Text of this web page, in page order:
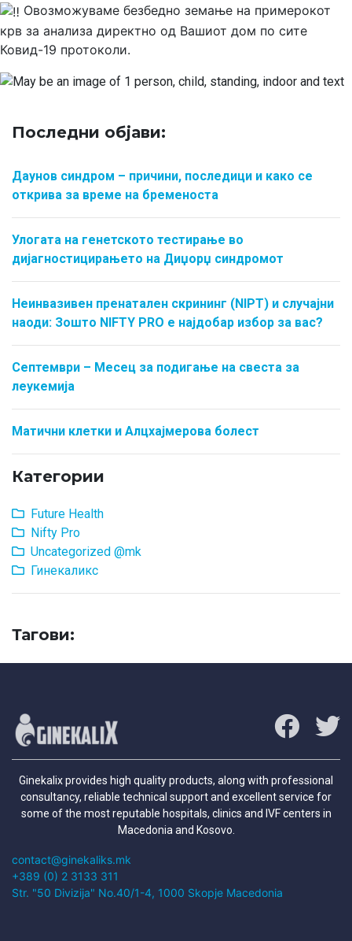
Овозможуваме безбедно земање на примерокот
крв за анализа директно од Вашиот дом по сите
Ковид-19 протоколи.
Последни објави:
Даунов синдром – причини, последици и како се
открива за време на бременоста
Улогата на генетското тестирање во
дијагностицирањето на Диџорџ синдромот
Неинвазивен пренатален скрининг (NIPT) и случајни
наоди: Зошто NIFTY PRO е најдобар избор за вас?
Септември – Месец за подигање на свеста за
леукемија
Матични клетки и Алцхајмерова болест
Категории
Future Health
Nifty Pro
Uncategorized @mk
Гинекаликс
Тагови:
Ginekalix provides high quality products, along with professional
consultancy, reliable technical support and excellent service for
some of the most reputable hospitals, clinics and IVF centers in
Macedonia and Kosovo.
contact@ginekaliks.mk
+389 (0) 2 3133 311
Str. "50 Divizija" No.40/1-4, 1000 Skopje Macedonia